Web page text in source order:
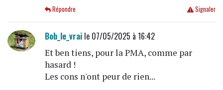
Signaler
Répondre
Bob_le_vraile 07/05/2025 à 16:42
Et ben tiens, pour la PMA, comme par
hasard !
Les cons n'ont peur de rien...